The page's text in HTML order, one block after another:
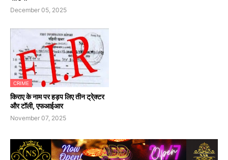
December 05, 2025
CRIME
किराए के नाम पर हड़प लिए तीन ट्रे्क्टर
और टॉली, एफआईआर
November 07, 2025